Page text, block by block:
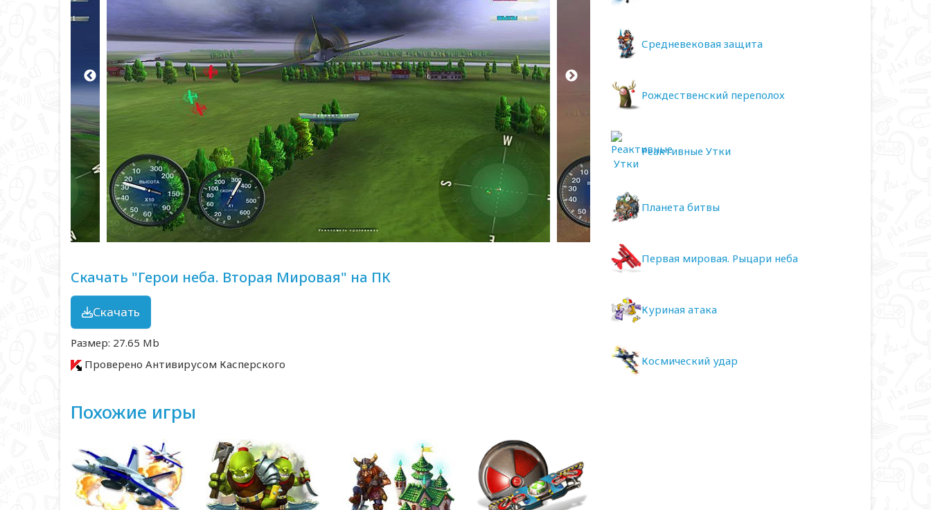
Скачать "Герои неба. Вторая Мировая" на ПК
Скачать
Размер: 27.65 Mb
Проверено Антивирусом Касперского
Похожие игры
Средневековая защита
Рождественский переполох
Реактивные Утки
Планета битвы
Первая мировая. Рыцари неба
Куриная атака
Космический удар